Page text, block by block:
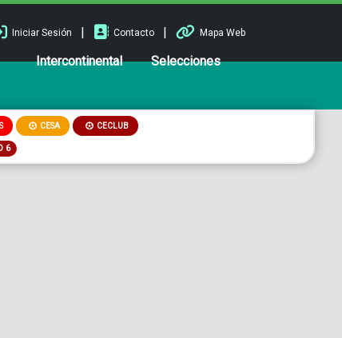
Iniciar Sesión | Contacto | Mapa Web
Intercontinental Selecciones
CESA CECLUB
6